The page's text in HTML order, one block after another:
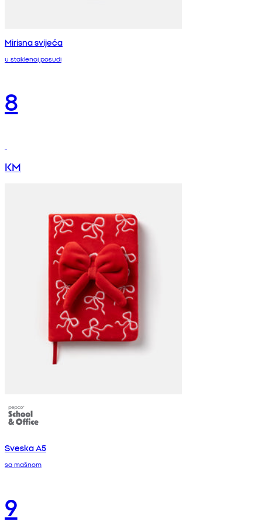
Mirisna svijeća
u staklenoj posudi
8
KM
Sveska A5
sa mašnom
9